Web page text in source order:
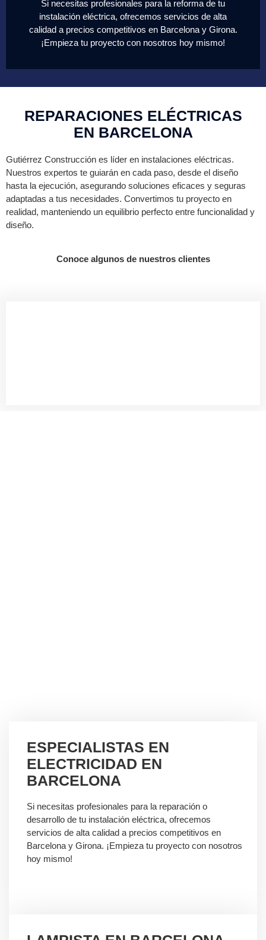
Si necesitas profesionales para la reforma de tu
instalación eléctrica, ofrecemos servicios de alta
calidad a precios competitivos en Barcelona y Girona.
¡Empieza tu proyecto con nosotros hoy mismo!
REPARACIONES ELÉCTRICAS
EN BARCELONA
Gutiérrez Construcción es líder en instalaciones eléctricas.
Nuestros expertos te guiarán en cada paso, desde el diseño
hasta la ejecución, asegurando soluciones eficaces y seguras
adaptadas a tus necesidades. Convertimos tu proyecto en
realidad, manteniendo un equilibrio perfecto entre funcionalidad y
diseño.
Conoce algunos de nuestros clientes
ESPECIALISTAS EN
ELECTRICIDAD EN
BARCELONA
Si necesitas profesionales para la reparación o
desarrollo de tu instalación eléctrica, ofrecemos
servicios de alta calidad a precios competitivos en
Barcelona y Girona. ¡Empieza tu proyecto con nosotros
hoy mismo!